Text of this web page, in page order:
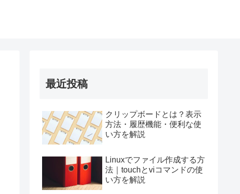
最近投稿
クリップボードとは？表示
方法・履歴機能・便利な使
い方を解説
Linuxでファイル作成する方
法｜touchとviコマンドの使
い方を解説